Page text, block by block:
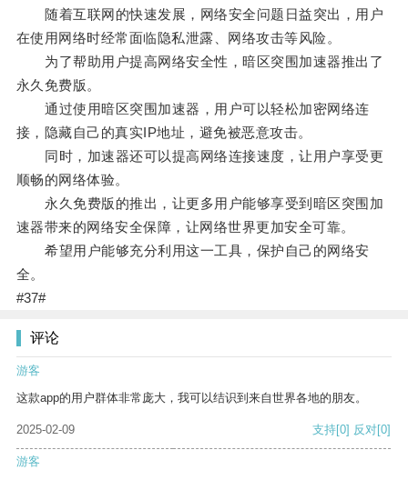
随着互联网的快速发展，网络安全问题日益突出，用户
在使用网络时经常面临隐私泄露、网络攻击等风险。
为了帮助用户提高网络安全性，暗区突围加速器推出了
永久免费版。
通过使用暗区突围加速器，用户可以轻松加密网络连
接，隐藏自己的真实IP地址，避免被恶意攻击。
同时，加速器还可以提高网络连接速度，让用户享受更
顺畅的网络体验。
永久免费版的推出，让更多用户能够享受到暗区突围加
速器带来的网络安全保障，让网络世界更加安全可靠。
希望用户能够充分利用这一工具，保护自己的网络安
全。
#37#
评论
游客
这款app的用户群体非常庞大，我可以结识到来自世界各地的朋友。
2025-02-09 支持[0] 反对[0]
游客